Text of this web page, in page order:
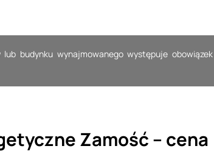
budynku wynajmowanego występuje
Zamość – cena